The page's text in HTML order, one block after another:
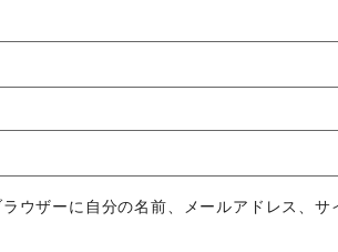
ウザーに自分の名前、メールアドレス、サ